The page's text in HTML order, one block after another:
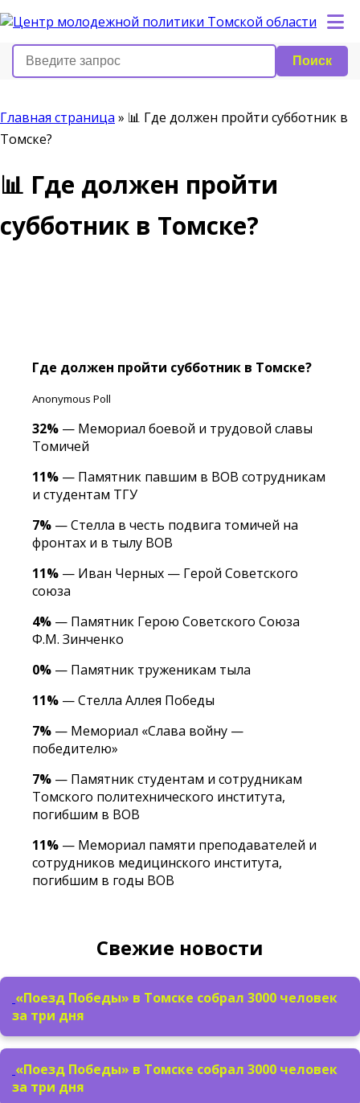
Поиск
Главная страница » 📊 Где должен пройти субботник в
Томске?
📊 Где должен пройти
субботник в Томске?
Где должен пройти субботник в Томске?
Anonymous Poll
32% — Мемориал боевой и трудовой славы
Томичей
11% — Памятник павшим в ВОВ сотрудникам
и студентам ТГУ
7% — Стелла в честь подвига томичей на
фронтах и в тылу ВОВ
11% — Иван Черных — Герой Советского
союза
4% — Памятник Герою Советского Союза
Ф.М. Зинченко
0% — Памятник труженикам тыла
11% — Стелла Аллея Победы
7% — Мемориал «Слава войну —
победителю»
7% — Памятник студентам и сотрудникам
Томского политехнического института,
погибшим в ВОВ
11% — Мемориал памяти преподавателей и
сотрудников медицинского института,
погибшим в годы ВОВ
Свежие новости
«Поезд Победы» в Томске собрал 3000 человек
за три дня
«Поезд Победы» в Томске собрал 3000 человек
за три дня